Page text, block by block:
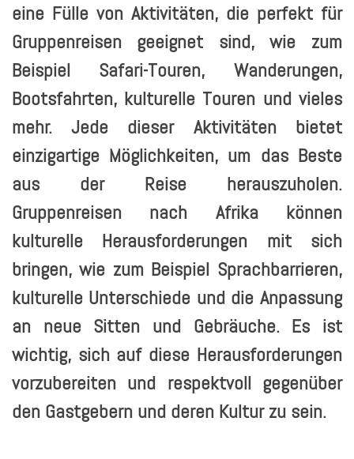
eine Fülle von Aktivitäten, die perfekt für
Gruppenreisen geeignet sind, wie zum
Beispiel Safari-Touren, Wanderungen,
Bootsfahrten, kulturelle Touren und vieles
mehr. Jede dieser Aktivitäten bietet
einzigartige Möglichkeiten, um das Beste
aus der Reise herauszuholen.
Gruppenreisen nach Afrika können
kulturelle Herausforderungen mit sich
bringen, wie zum Beispiel Sprachbarrieren,
kulturelle Unterschiede und die Anpassung
an neue Sitten und Gebräuche. Es ist
wichtig, sich auf diese Herausforderungen
vorzubereiten und respektvoll gegenüber
den Gastgebern und deren Kultur zu sein.